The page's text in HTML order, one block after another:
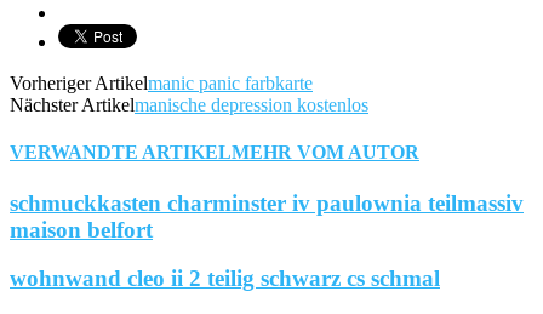
Vorheriger Artikelmanic panic farbkarte
Nächster Artikelmanische depression kostenlos
VERWANDTE ARTIKELMEHR VOM AUTOR
schmuckkasten charminster iv paulownia teilmassiv
maison belfort
wohnwand cleo ii 2 teilig schwarz cs schmal